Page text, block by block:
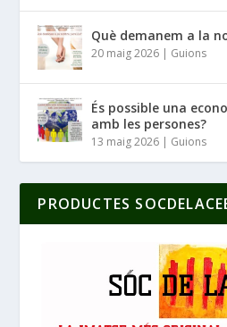
Què demanem a la
20 maig 2026 | Guions
És possible una
amb les persones?
13 maig 2026 | Guions
PRODUCTES